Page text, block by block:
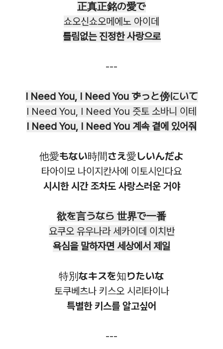
正真正銘の愛で
쇼오신쇼오메에노 아이데
틀림없는 진정한 사랑으로
---
I Need You, I Need You ずっと傍にいて
I Need You, I Need You 즛토 소바니 이테
I Need You, I Need You 계속 곁에 있어줘
他愛もない時間さえ愛しいんだよ
타아이모 나이지칸사에 이토시인다요
시시한 시간 조차도 사랑스러운 거야
欲を言うなら 世界で一番
요쿠오 유우나라 세카이데 이치반
욕심을 말하자면 세상에서 제일
特別なキスを知りたいな
토쿠베츠나 키스오 시리타이나
특별한 키스를 알고싶어
---